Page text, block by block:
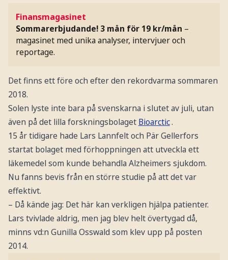
Finansmagasinet
Sommarerbjudande! 3 mån för 19 kr/mån –
magasinet med unika analyser, intervjuer och
reportage.
Det finns ett före och efter den rekordvarma sommaren
2018.
Solen lyste inte bara på svenskarna i slutet av juli, utan
även på det lilla forskningsbolaget Bioarctic.
15 år tidigare hade Lars Lannfelt och Pär Gellerfors
startat bolaget med förhoppningen att utveckla ett
läkemedel som kunde behandla Alzheimers sjukdom.
Nu fanns bevis från en större studie på att det var
effektivt.
– Då kände jag: Det här kan verkligen hjälpa patienter.
Lars tvivlade aldrig, men jag blev helt övertygad då,
minns vd:n Gunilla Osswald som klev upp på posten
2014.